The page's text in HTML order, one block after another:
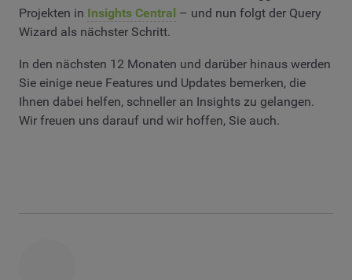
Projekten in Insights Central – und nun folgt der Query
Wizard als nächster Schritt.
In den nächsten 12 Monaten und darüber hinaus werden
Sie einige neue Features und Updates bemerken, die
Ihnen dabei helfen, schneller an Insights zu gelangen.
Wir freuen uns darauf und wir hoffen, Sie auch.